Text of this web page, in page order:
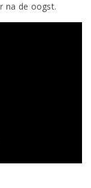
na de oogst.